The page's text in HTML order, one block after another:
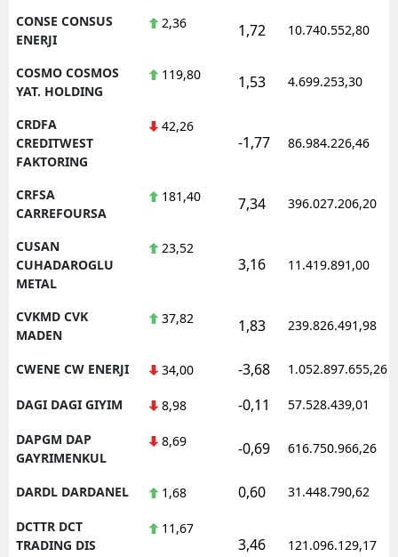
CONSE CONSUS
ENERJI
2,36 1,72 10.740.552,80
COSMO COSMOS
YAT. HOLDING
119,80 1,53 4.699.253,30
CRDFA
CREDITWEST
FAKTORING
42,26
-1,77 86.984.226,46
CRFSA
CARREFOURSA
181,40 7,34 396.027.206,20
CUSAN
CUHADAROGLU
METAL
23,52
3,16 11.419.891,00
CVKMD CVK
MADEN
37,82 1,83 239.826.491,98
CWENE CW ENERJI 34,00 -3,68 1.052.897.655,26
DAGI DAGI GIYIM 8,98 -0,11 57.528.439,01
DAPGM DAP
GAYRIMENKUL
8,69 -0,69 616.750.966,26
DARDL DARDANEL 1,68 0,60 31.448.790,62
DCTTR DCT
TRADING DIS
11,67
3,46 121.096.129,17